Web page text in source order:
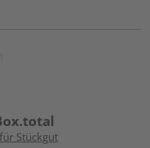
Stückgut